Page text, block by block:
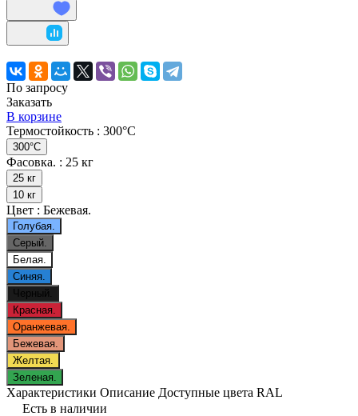
По запросу
Заказать
В корзине
Термостойкость : 300°С
300°С
Фасовка. : 25 кг
25 кг
10 кг
Цвет : Бежевая.
Голубая.
Серый.
Белая.
Синяя.
Черный.
Красная.
Оранжевая.
Бежевая.
Желтая.
Зеленая.
Характеристики Описание Доступные цвета RAL
Есть в наличии